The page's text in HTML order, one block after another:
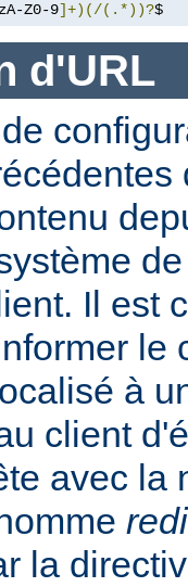
Z0-9]+)(/(.*))?$
d'URL
Il est
le
à
client
avec la
la